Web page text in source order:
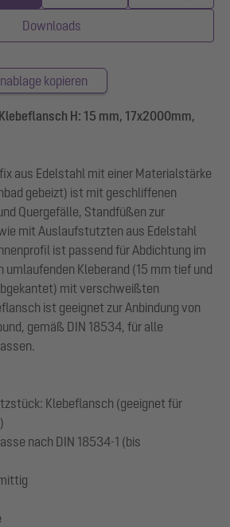
Downloads
kopieren
H: 15 mm, 17x2000mm,
aus Edelstahl mit einer Materialstärke
gebeizt) ist mit geschliffenen
Quergefälle, Standfüßen zur
mit Auslaufstutzten aus Edelstahl
ist passend für Abdichtung im
umlaufenden Kleberand (15 mm tief und
mit verschweißten
ist geeignet zur Anbindung von
gemäß DIN 18534, für alle
Klebeflansch (geeignet für
nach DIN 18534-1 (bis